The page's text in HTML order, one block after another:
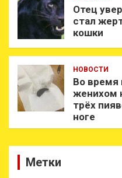
Отец
стал
кошки
НОВОСТИ
Во время
женихом
трёх
ноге
Метки